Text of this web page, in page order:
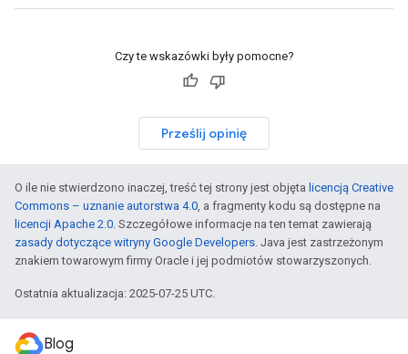
Czy te wskazówki były pomocne?
Prześlij opinię
O ile nie stwierdzono inaczej, treść tej strony jest objęta licencją Creative
Commons – uznanie autorstwa 4.0, a fragmenty kodu są dostępne na
licencji Apache 2.0. Szczegółowe informacje na ten temat zawierają
zasady dotyczące witryny Google Developers. Java jest zastrzeżonym
znakiem towarowym firmy Oracle i jej podmiotów stowarzyszonych.
Ostatnia aktualizacja: 2025-07-25 UTC.
Blog